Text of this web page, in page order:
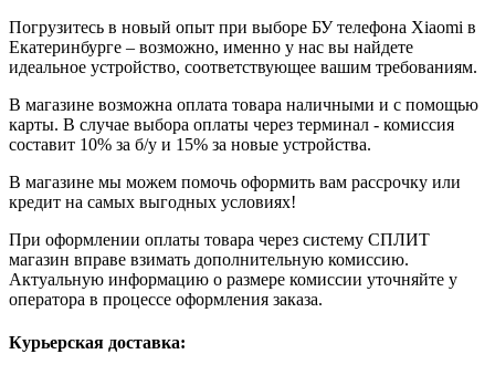
Погрузитесь в новый опыт при выборе БУ телефона Xiaomi в
Екатеринбурге – возможно, именно у нас вы найдете
идеальное устройство, соответствующее вашим требованиям.
В магазине возможна оплата товара наличными и с помощью
карты. В случае выбора оплаты через терминал - комиссия
составит 10% за б/у и 15% за новые устройства.
В магазине мы можем помочь оформить вам рассрочку или
кредит на самых выгодных условиях!
При оформлении оплаты товара через систему СПЛИТ
магазин вправе взимать дополнительную комиссию.
Актуальную информацию о размере комиссии уточняйте у
оператора в процессе оформления заказа.
Курьерская доставка: